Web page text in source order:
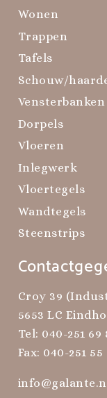
Wonen
Trappen
Tafels
Schouw/
Vensterbanken
Dorpels
Vloeren
Inlegwerk
Vloertegels
Wandtegels
Steenstrips
Croy 39
5653 LC
Tel: 040-251 69
Fax: 040-251 55